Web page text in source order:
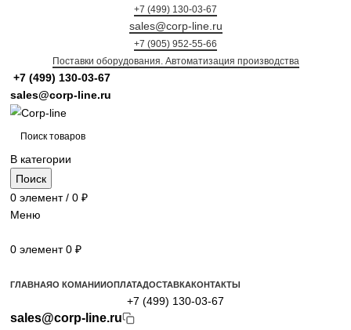
+7 (499) 130-03-67
sales@corp-line.ru
+7 (905) 952-55-66
Поставки оборудования. Автоматизация производства
+7 (499) 130-03-67
sales@corp-line.ru
В категории
Поиск
Меню
0элемент 0₽
Просмотр категорий
ГЛАВНАЯО КОМАНИИОПЛАТА